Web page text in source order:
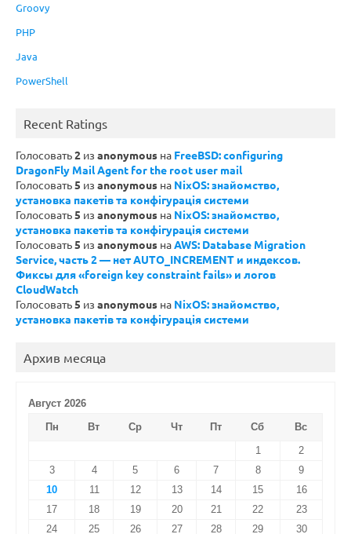
Groovy
PHP
Java
PowerShell
Recent Ratings
Голосовать2 из anonymous на FreeBSD: configuring
DragonFly Mail Agent for the root user mail
Голосовать5 из anonymous на NixOS: знайомство,
установка пакетів та конфігурація системи
Голосовать5 из anonymous на NixOS: знайомство,
установка пакетів та конфігурація системи
Голосовать5 из anonymous наAWS: Database Migration
Service, часть 2 — нет AUTO_INCREMENT и индексов.
Фиксы для «foreign key constraint fails» и логов
CloudWatch
Голосовать5 из anonymous на NixOS: знайомство,
установка пакетів та конфігурація системи
Архив месяца
Август 2026
Пн
Вт Ср Чт Пт Сб
Вс
1
2
3
4 5 6 7 8
9
10
11 12 13 14 15
16
17
18 19 20 21 22
23
24
25 26 27 28 29 30